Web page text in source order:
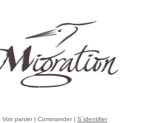
Voir panier | Commander | S´identifier